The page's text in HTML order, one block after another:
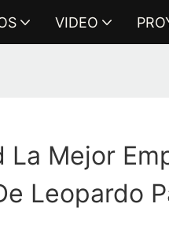
VIDEO
La Mejor
Leopardo